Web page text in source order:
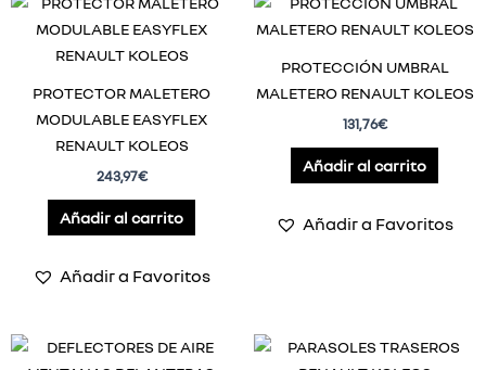
PROTECTOR MALETERO
MODULABLE EASYFLEX
RENAULT KOLEOS
243,97€
Añadir al carrito
Añadir a Favoritos
PROTECCIÓN UMBRAL
MALETERO RENAULT KOLEOS
131,76€
Añadir al carrito
Añadir a Favoritos